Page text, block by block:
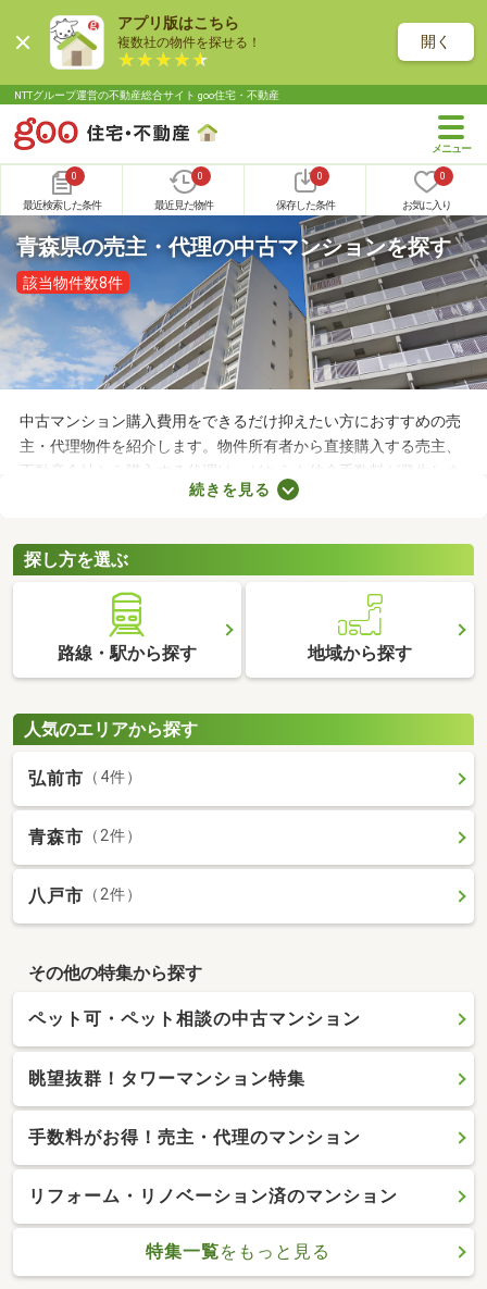
アプリ版はこちら
複数社の物件を探せる！ 開く
NTTグループ運営の不動産総合サイト goo住宅・不動産
0
最近検索した条件
0
最近見た物件
0
保存した条件
0
お気に入り
青森県の売主・代理の中古マンションを探す
該当物件数8件
中古マンション購入費用をできるだけ抑えたい方におすすめの売
主・代理物件を紹介します。物件所有者から直接購入する売主、
不動産会社から購入する代理は、どちらも仲介手数料が発生しま
せん。物件価格×3.3～5.5％で決まる仲介手数料は、場合によって
をチェックしてみてくださいね。
続きを見る
探し方を選ぶ
路線・駅から探す 地域から探す
人気のエリアから探す
弘前市 （4件）
青森市 （2件）
八戸市 （2件）
その他の特集から探す
ペット可・ペット相談の中古マンション
眺望抜群！タワーマンション特集
手数料がお得！売主・代理のマンション
リフォーム・リノベーション済のマンション
特集一覧をもっと見る